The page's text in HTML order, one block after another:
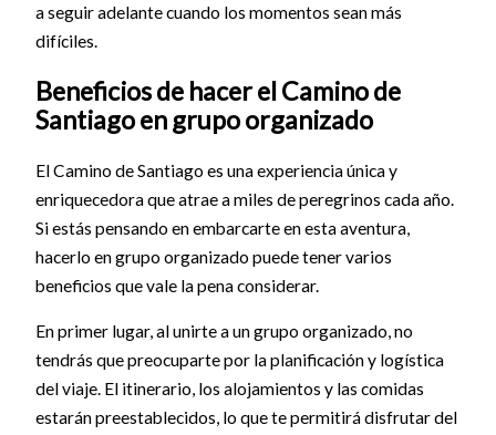
a seguir adelante cuando los momentos sean más
difíciles.
Beneficios de hacer el Camino de
Santiago en grupo organizado
El Camino de Santiago es una experiencia única y
enriquecedora que atrae a miles de peregrinos cada año.
Si estás pensando en embarcarte en esta aventura,
hacerlo en grupo organizado puede tener varios
beneficios que vale la pena considerar.
En primer lugar, al unirte a un grupo organizado, no
tendrás que preocuparte por la planificación y logística
del viaje. El itinerario, los alojamientos y las comidas
estarán preestablecidos, lo que te permitirá disfrutar del